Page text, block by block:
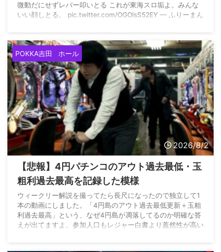
微動だにせずレバー叩いとる これが東海スロ垢よ。みんな
いい顔しとる。 pic.twitter.com/OGOlsS52EY — ふりーまん
POKKA吉田 ホール
2026/8/2
【悲報】4円パチンコのアウト過去最低・玉
粗利過去最高を記録した模様
ウィークリー解説を撮ってたら長尺になったので独立して1
本の動画にしました。「4円島のアウト過去最低更新＋玉粗
利過去最高」という、なぜ4円島が凋落してるのか明確な答
えが出てますよ。参加人口もレジャー白書より蓋然性が高い